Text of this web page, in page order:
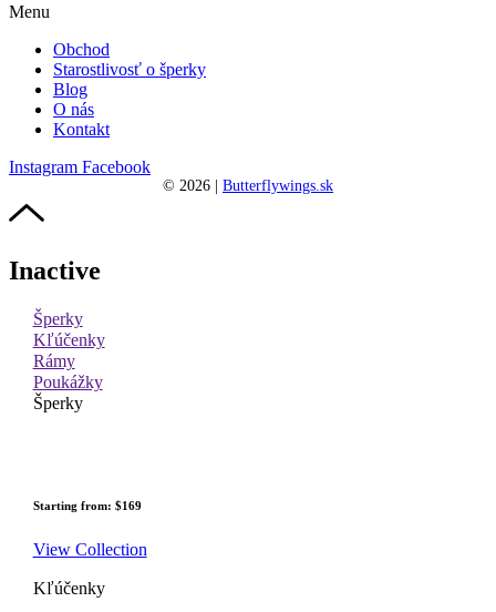
Menu
Obchod
Starostlivosť o šperky
Blog
O nás
Kontakt
Instagram Facebook
© 2026 | Butterflywings.sk
Inactive
Šperky
Kľúčenky
Rámy
Poukážky
Šperky
Starting from: $169
View Collection
Kľúčenky